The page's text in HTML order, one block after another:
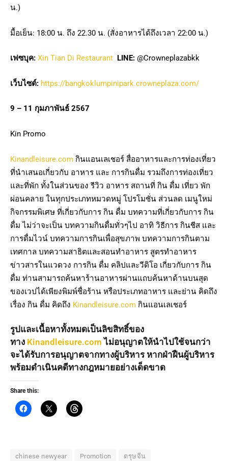
น.)
มื้อเย็น: 18:00 น. ถึง 22.30 น. (สั่งอาหารได้ถึงเวลา 22:00 น.)
เฟซบุค: Xin Tian Di Restaurant LINE: @Crowneplazabkk
เว็บไซต์: https://bangkoklumpinipark.crowneplaza.com/
9 – 11 กุมภาพันธ์ 2567
Kin Promo
Kinandleisure.com กินแอนเลเชอร์ สื่ออาหารและการท่องเที่ยว
ที่นำเสนอเกี่ยวกับ อาหาร และ การกินดื่ม รวมถึงการท่องเที่ยว
และที่พัก ทั้งในส่วนของ รีวิว อาหาร สถานที่ กิน ดื่ม เที่ยว พัก
ผ่อนคลาย ในทุกประเภทหมวดหมู่ โปรโมชั่น ส่วนลด เมนูใหม่
กิจกรรมพิเศษ ที่เกี่ยวกับการ กิน ดื่ม บทความที่เกี่ยวกับการ กิน
ดื่ม ไม่ว่าจะเป็น บทความกินดื่มทั่วๆไป อาทิ วิธีการ กินชีส และ
การดื่มไวน์ บทความการกินเพื่อสุขภาพ บทความการกินตาม
เทศกาล บทความสาธิตและสอนทำอาหาร สูตรทำอาหาร
ข่าวสารในแวดวง การกิน ดื่ม คลิปและวีดิโอ เกี่ยวกับการ กิน
ดื่ม ท่านสามารถค้นหาร้านอาหารผ่านแถบค้นหาด้านบนสุด
ของเวปได้เพียงพิมพ์ชื่อร้าน หรือประเภทอาหาร และย่าน คิดถึง
เรื่อง กิน ดื่ม คิดถึง Kinandleisure.com กินแอนเลเชอร์
รูปและเนื้อหาทั้งหมดเป็นลิขสิทธิ์ของ
ทาง Kinandleisure.com ไม่อนุญาตให้นำไปใช้จนกว่า
จะได้รับการอนุญาตจากทางผู้บริหาร หากฝ่าฝืนผู้บริหาร
พร้อมดำเนินคดีทางกฎหมายอย่างเด็ดขาด
Share this:
chinese newyear Promotion ตรุษจีน